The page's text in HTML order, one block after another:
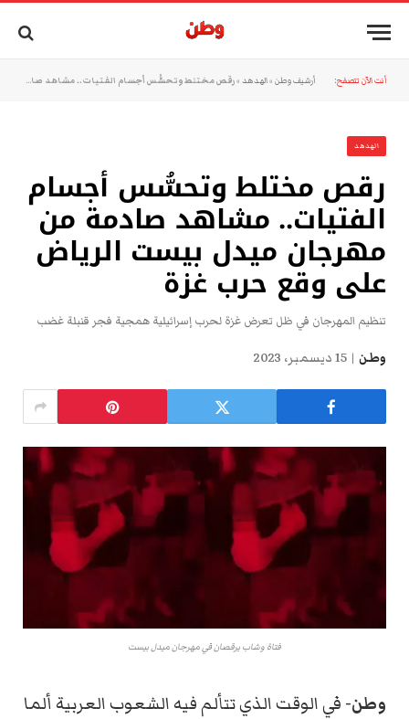
أنت الآن تتصفح: أرشيف وطن »الهدهد »رقص مختلط وتحسُّس أجسام الفتيات.. مشاهد صادمة من مهرجان ميدل بيست الرياض على وقع حرب غزة
الهدهد
رقص مختلط وتحسُّس أجسام
الفتيات.. مشاهد صادمة من
مهرجان ميدل بيست الرياض
على وقع حرب غزة
تنظيم المهرجان في ظل تعرض غزة لحرب إسرائيلية همجية فجر قنبلة غضب
وطن 15 ديسمبر، 2023
فتاة وشاب يرقصان في مهرجان ميدل بيست
وطن- في الوقت الذي تتألم فيه الشعوب العربية ألما